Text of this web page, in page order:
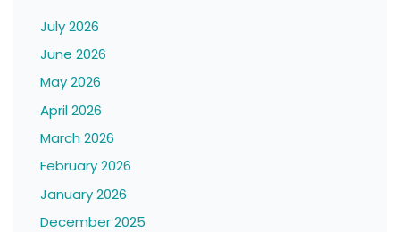
July 2026
June 2026
May 2026
April 2026
March 2026
February 2026
January 2026
December 2025